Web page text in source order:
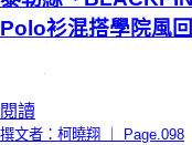
Polo衫混搭學院風
閱讀
撰文者：柯曉翔 ｜ Page.098